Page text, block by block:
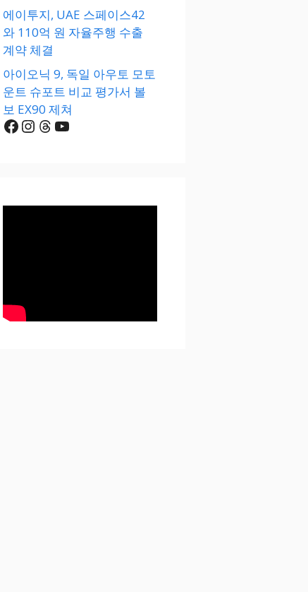
에이투지, UAE 스페이스42
와 110억 원 자율주행 수출
계약 체결
아이오닉 9, 독일 아우토 모토
운트 슈포트 비교 평가서 볼
보 EX90 제쳐
Facebook
Instagram
Threads
YouTube